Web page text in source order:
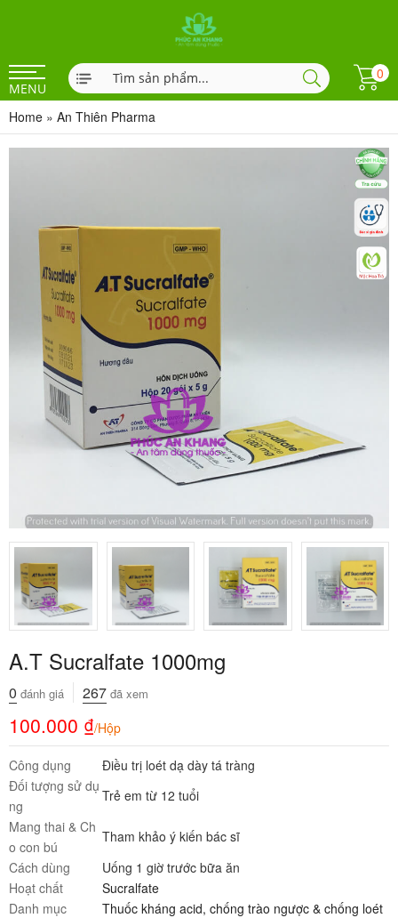
MENU
0
Home » An Thiên Pharma
A.T Sucralfate 1000mg
0 đánh giá 267 đã xem
100.000 ₫/Hộp
Công dụng
Điều trị loét dạ dày tá tràng
Đối tượng sử dụ
ng
Trẻ em từ 12 tuổi
Mang thai & Ch
o con bú
Tham khảo ý kiến bác sĩ
Cách dùng
Uống 1 giờ trước bữa ăn
Hoạt chất
Sucralfate
Danh mục
Thuốc kháng acid, chống trào ngược & chống loét